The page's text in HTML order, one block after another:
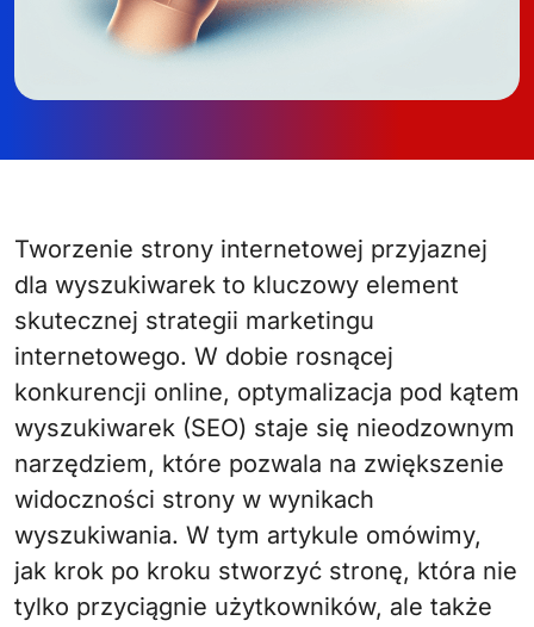
Tworzenie strony internetowej przyjaznej
dla wyszukiwarek to kluczowy element
skutecznej strategii marketingu
internetowego. W dobie rosnącej
konkurencji online, optymalizacja pod kątem
wyszukiwarek (SEO) staje się nieodzownym
narzędziem, które pozwala na zwiększenie
widoczności strony w wynikach
wyszukiwania. W tym artykule omówimy,
jak krok po kroku stworzyć stronę, która nie
tylko przyciągnie użytkowników, ale także